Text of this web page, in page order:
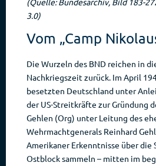
3.0)
Vom „Camp
Die Wurzeln des BND reichen in
Nachkriegszeit zurück. Im April
besetzten Deutschland unter
der US-Streitkräfte zur Gründung
Gehlen (Org) unter Leitung des
Wehrmachtgenerals Reinhard
Amerikaner Erkenntnisse über die
Ostblock sammeln – mitten im